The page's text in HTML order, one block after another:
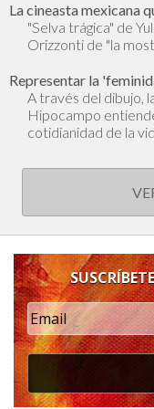
La cineasta mexicana
"Selva trágica" de
Orizzonti de "la
Representar la
A través del dibujo,
Hipocampo
cotidianidad de la